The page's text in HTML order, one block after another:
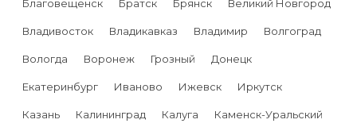
Благовещенск Братск Брянск Великий Новгород
Владивосток Владикавказ Владимир Волгоград
Вологда Воронеж Грозный Донецк
Екатеринбург Иваново Ижевск Иркутск
Казань Калининград Калуга Каменск-Уральский